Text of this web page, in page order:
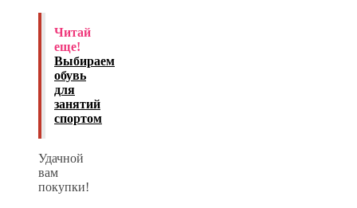
Читай
еще!
Выбираем
обувь
для
занятий
спортом
Удачной
вам
покупки!